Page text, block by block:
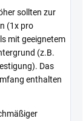
sollten zur
(1x pro
mit geeignetem
(z.B.
Das
enthalten